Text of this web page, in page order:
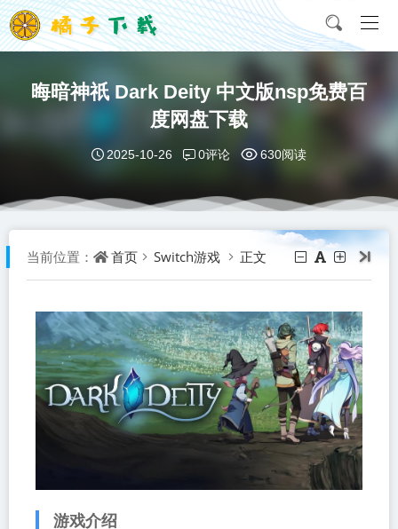
晦暗神祇 Dark Deity 中文版nsp免费百
度网盘下载
2025-10-26 0评论 630阅读
当前位置： 首页 Switch游戏 正文
游戏介绍